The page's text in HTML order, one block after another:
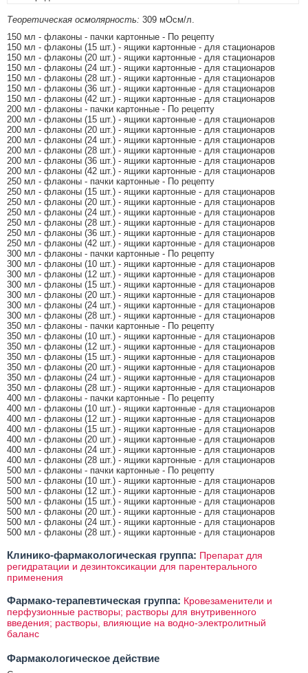
Теоретическая осмолярность: 309 мОсм/л.
150 мл - флаконы - пачки картонные - По рецепту
150 мл - флаконы (15 шт.) - ящики картонные - для стационаров
150 мл - флаконы (20 шт.) - ящики картонные - для стационаров
150 мл - флаконы (24 шт.) - ящики картонные - для стационаров
150 мл - флаконы (28 шт.) - ящики картонные - для стационаров
150 мл - флаконы (36 шт.) - ящики картонные - для стационаров
150 мл - флаконы (42 шт.) - ящики картонные - для стационаров
200 мл - флаконы - пачки картонные - По рецепту
200 мл - флаконы (15 шт.) - ящики картонные - для стационаров
200 мл - флаконы (20 шт.) - ящики картонные - для стационаров
200 мл - флаконы (24 шт.) - ящики картонные - для стационаров
200 мл - флаконы (28 шт.) - ящики картонные - для стационаров
200 мл - флаконы (36 шт.) - ящики картонные - для стационаров
200 мл - флаконы (42 шт.) - ящики картонные - для стационаров
250 мл - флаконы - пачки картонные - По рецепту
250 мл - флаконы (15 шт.) - ящики картонные - для стационаров
250 мл - флаконы (20 шт.) - ящики картонные - для стационаров
250 мл - флаконы (24 шт.) - ящики картонные - для стационаров
250 мл - флаконы (28 шт.) - ящики картонные - для стационаров
250 мл - флаконы (36 шт.) - ящики картонные - для стационаров
250 мл - флаконы (42 шт.) - ящики картонные - для стационаров
300 мл - флаконы - пачки картонные - По рецепту
300 мл - флаконы (10 шт.) - ящики картонные - для стационаров
300 мл - флаконы (12 шт.) - ящики картонные - для стационаров
300 мл - флаконы (15 шт.) - ящики картонные - для стационаров
300 мл - флаконы (20 шт.) - ящики картонные - для стационаров
300 мл - флаконы (24 шт.) - ящики картонные - для стационаров
300 мл - флаконы (28 шт.) - ящики картонные - для стационаров
350 мл - флаконы - пачки картонные - По рецепту
350 мл - флаконы (10 шт.) - ящики картонные - для стационаров
350 мл - флаконы (12 шт.) - ящики картонные - для стационаров
350 мл - флаконы (15 шт.) - ящики картонные - для стационаров
350 мл - флаконы (20 шт.) - ящики картонные - для стационаров
350 мл - флаконы (24 шт.) - ящики картонные - для стационаров
350 мл - флаконы (28 шт.) - ящики картонные - для стационаров
400 мл - флаконы - пачки картонные - По рецепту
400 мл - флаконы (10 шт.) - ящики картонные - для стационаров
400 мл - флаконы (12 шт.) - ящики картонные - для стационаров
400 мл - флаконы (15 шт.) - ящики картонные - для стационаров
400 мл - флаконы (20 шт.) - ящики картонные - для стационаров
400 мл - флаконы (24 шт.) - ящики картонные - для стационаров
400 мл - флаконы (28 шт.) - ящики картонные - для стационаров
500 мл - флаконы - пачки картонные - По рецепту
500 мл - флаконы (10 шт.) - ящики картонные - для стационаров
500 мл - флаконы (12 шт.) - ящики картонные - для стационаров
500 мл - флаконы (15 шт.) - ящики картонные - для стационаров
500 мл - флаконы (20 шт.) - ящики картонные - для стационаров
500 мл - флаконы (24 шт.) - ящики картонные - для стационаров
500 мл - флаконы (28 шт.) - ящики картонные - для стационаров
Клинико-фармакологическая группа: Препарат для
регидратации и дезинтоксикации для парентерального
применения
Фармако-терапевтическая группа: Кровезаменители и
перфузионные растворы; растворы для внутривенного
введения; растворы, влияющие на водно-электролитный
баланс
Фармакологическое действие